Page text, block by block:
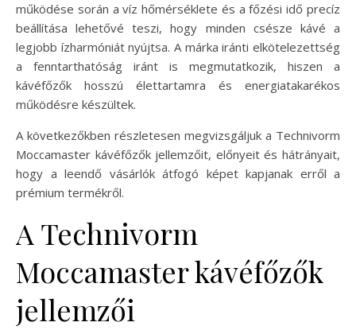
működése során a víz hőmérséklete és a főzési idő precíz
beállítása lehetővé teszi, hogy minden csésze kávé a
legjobb ízharmóniát nyújtsa. A márka iránti elkötelezettség
a fenntarthatóság iránt is megmutatkozik, hiszen a
kávéfőzők hosszú élettartamra és energiatakarékos
működésre készültek.
A következőkben részletesen megvizsgáljuk a Technivorm
Moccamaster kávéfőzők jellemzőit, előnyeit és hátrányait,
hogy a leendő vásárlók átfogó képet kapjanak erről a
prémium termékről.
A Technivorm
Moccamaster kávéfőzők
jellemzői